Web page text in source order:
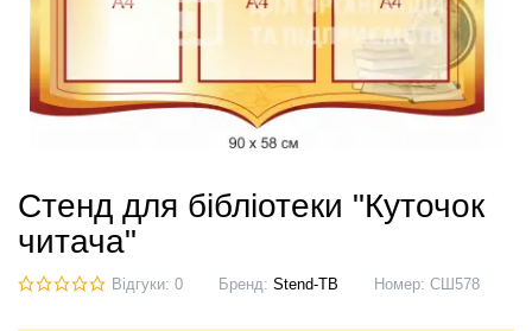
Стенд для бібліотеки "Куточок
читача"
Відгуки: 0 Бренд: Stend-TB Номер: СШ578